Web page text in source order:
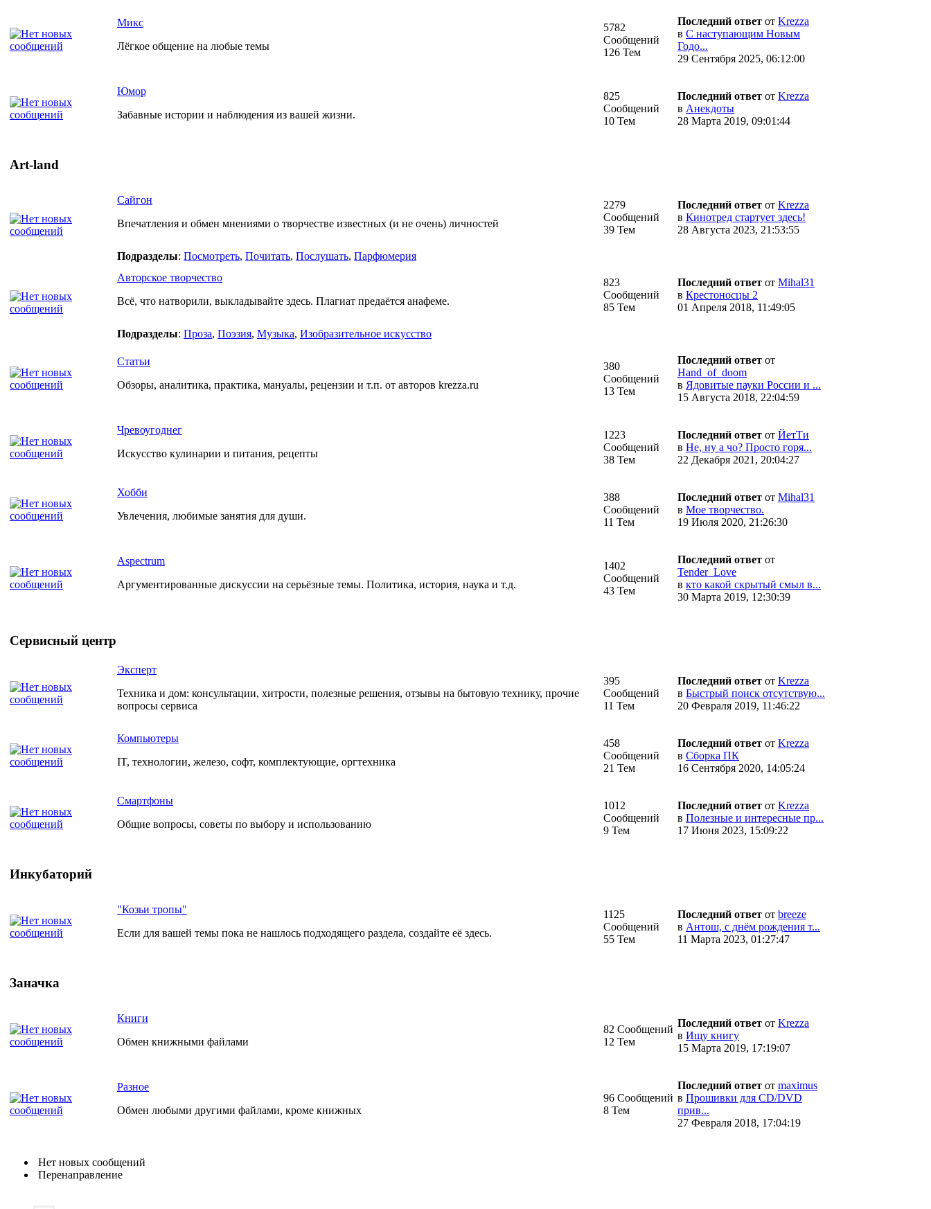
Микс
Лёгкое общение на любые темы
5782
Сообщений
126 Тем
Последний ответ от Krezza
в С наступающим Новым
Годо...
29 Сентября 2025, 06:12:00
Юмор
Забавные истории и наблюдения из вашей жизни.
825
Сообщений
10 Тем
Последний ответ от Krezza
в Анекдоты
28 Марта 2019, 09:01:44
Art-land
Сайгон
Впечатления и обмен мнениями о творчестве известных (и не очень) личностей
2279
Сообщений
39 Тем
Последний ответ от Krezza
в Кинотред стартует здесь!
28 Августа 2023, 21:53:55
Подразделы: Посмотреть, Почитать, Послушать, Парфюмерия
Авторское творчество
Всё, что натворили, выкладывайте здесь. Плагиат предаётся анафеме.
823
Сообщений
85 Тем
Последний ответ от Mihal31
в Крестоносцы 2
01 Апреля 2018, 11:49:05
Подразделы: Проза, Поэзия, Музыка, Изобразительное искусство
Статьи
Обзоры, аналитика, практика, мануалы, рецензии и т.п. от авторов krezza.ru
380
Сообщений
13 Тем
Последний ответ от
Hand_of_doom
в Ядовитые пауки России и ...
15 Августа 2018, 22:04:59
Чревоугоднег
Искусство кулинарии и питания, рецепты
1223
Сообщений
38 Тем
Последний ответ от ЙетТи
в Не, ну а чо? Просто горя...
22 Декабря 2021, 20:04:27
Хобби
Увлечения, любимые занятия для души.
388
Сообщений
11 Тем
Последний ответ от Mihal31
в Мое творчество.
19 Июля 2020, 21:26:30
Aspectrum
Аргументированные дискуссии на серьёзные темы. Политика, история, наука и т.д.
1402
Сообщений
43 Тем
Последний ответ от
Tender_Love
в кто какой скрытый смыл в...
30 Марта 2019, 12:30:39
Сервисный центр
Эксперт
Техника и дом: консультации, хитрости, полезные решения, отзывы на бытовую технику, прочие
вопросы сервиса
395
Сообщений
11 Тем
Последний ответ от Krezza
в Быстрый поиск отсутствую...
20 Февраля 2019, 11:46:22
Компьютеры
IT, технологии, железо, софт, комплектующие, оргтехника
458
Сообщений
21 Тем
Последний ответ от Krezza
в Сборка ПК
16 Сентября 2020, 14:05:24
Смартфоны
Общие вопросы, советы по выбору и использованию
1012
Сообщений
9 Тем
Последний ответ от Krezza
в Полезные и интересные пр...
17 Июня 2023, 15:09:22
Инкубаторий
"Козьи тропы"
Если для вашей темы пока не нашлось подходящего раздела, создайте её здесь.
1125
Сообщений
55 Тем
Последний ответ от breeze
в Антош, с днём рождения т...
11 Марта 2023, 01:27:47
Заначка
Книги
Обмен книжными файлами
82 Сообщений
12 Тем
Последний ответ от Krezza
в Ищу книгу
15 Марта 2019, 17:19:07
Разное
Обмен любыми другими файлами, кроме книжных
96 Сообщений
8 Тем
Последний ответ от maximus
в Прошивки для CD/DVD
прив...
27 Февраля 2018, 17:04:19
Нет новых сообщений
Перенаправление